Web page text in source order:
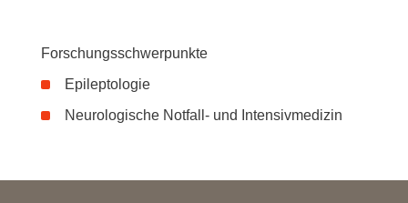
Forschungsschwerpunkte
Epileptologie
Neurologische Notfall- und Intensivmedizin